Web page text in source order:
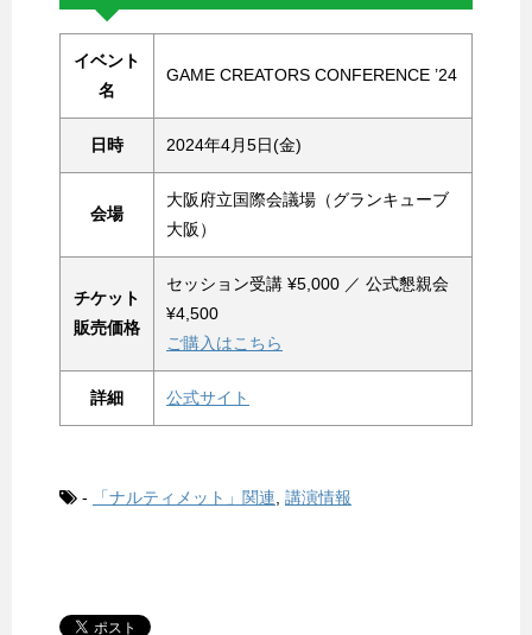
イベント
名
GAME CREATORS CONFERENCE ’24
日時 2024年4月5日(金)
会場
大阪府立国際会議場（グランキューブ
大阪）
チケット
販売価格
セッション受講 ¥5,000 ／ 公式懇親会
¥4,500
ご購入はこちら
詳細 公式サイト
- 「ナルティメット」関連, 講演情報